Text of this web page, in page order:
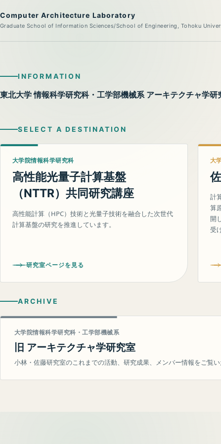
Computer Architecture Laboratory
Graduate School of Information Sciences/School of Engineering, Tohoku
INFORMATION
東北大学 情報科学研究科・工学部機械系 アーキテクチャ学研
SELECT A DESTINATION
大学院情報科学研究科
高性能光量子計算基盤
（NTTR）共同研究講座
高性能計算（HPC）技術と光量子技術を融合した次世代
計算基盤の研究を推進しています。
研究室ページを見る
大
計
算
開
受
ARCHIVE
大学院情報科学研究科・工学部機械系
旧 アーキテクチャ学研究室
小林・佐藤研究室のこれまでの活動、研究成果、メンバー情報をご覧い